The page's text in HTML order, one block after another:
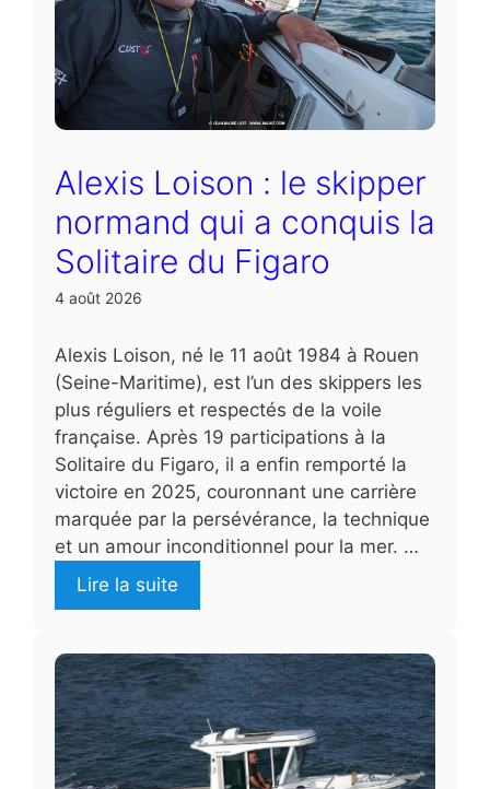
Alexis Loison : le skipper
normand qui a conquis la
Solitaire du Figaro
4 août 2026
Alexis Loison, né le 11 août 1984 à Rouen
(Seine-Maritime), est l’un des skippers les
plus réguliers et respectés de la voile
française. Après 19 participations à la
Solitaire du Figaro, il a enfin remporté la
victoire en 2025, couronnant une carrière
marquée par la persévérance, la technique
et un amour inconditionnel pour la mer. …
Lire la suite